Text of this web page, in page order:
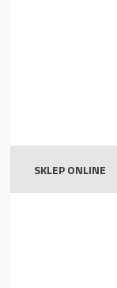
SKLEP ONLINE